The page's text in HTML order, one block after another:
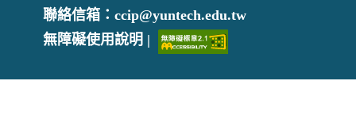
聯絡信箱：ccip@yuntech.edu.tw
無障礙使用說明 |